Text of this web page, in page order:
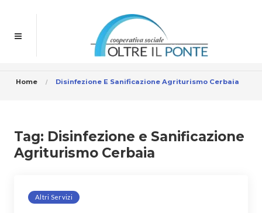
Home Disinfezione E Sanificazione Agriturismo Cerbaia
Tag: Disinfezione e Sanificazione
Agriturismo Cerbaia
Altri Servizi